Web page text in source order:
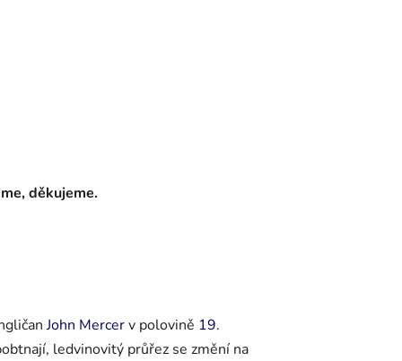
děkujeme.
John Mercerv polovině 19.
ledvinovitý průřez se změní na